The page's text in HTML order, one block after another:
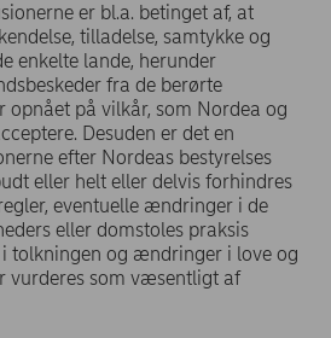
er bl.a. betinget af, at
tilladelse, samtykke og
enkelte lande, herunder
fra de berørte
opnået på vilkår, som Nordea og
Desuden er det en
efter Nordeas bestyrelses
eller helt eller delvis forhindres
eventuelle ændringer i de
eller domstoles praksis
tolkningen og ændringer i love og
vurderes som væsentligt af